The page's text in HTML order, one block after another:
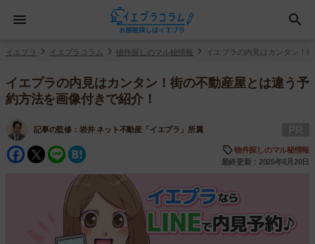
イエプラ イエプラコラム 物件探しのマル秘情報 イエプラの内見はカンタン！
イエプラの内見はカンタン！街の不動産屋とは違う予
約方法を画像付きで紹介！
記事の監修： 岩井 ネット不動産「イエプラ」所属
Facebook
Twitter
Line
物件探しのマル秘情報
最終更新：2025年6月20日